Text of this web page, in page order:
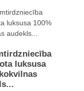
luksusa